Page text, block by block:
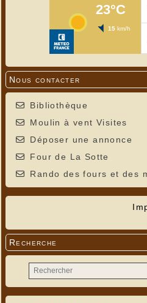
Nous contacter
Bibliothèque
Moulin à vent Visites
Déposer une annonce
Four de La Sotte
Rando des fours et des
Recherche